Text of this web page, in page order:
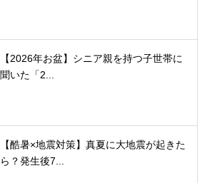
【2026年お盆】シニア親を持つ子世帯に
聞いた「2...
【酷暑×地震対策】真夏に大地震が起きた
ら？発生後7...